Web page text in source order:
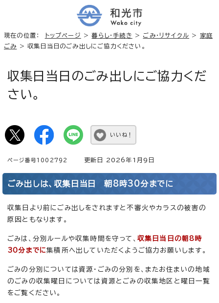
現在の位置： トップページ >暮らし・手続き > ごみ・リサイクル >
家庭
ごみ > 収集日当日のごみ出しにご協力ください。
収集日当日のごみ出しにご協力くだ
さい。
いいね！
ページ番号1002792 更新日 2026年1月9日
ごみ出しは、収集日当日 朝8時30分までに
収集日より前にごみ出しをされますと不審火やカラスの被害の
原因ともなります。
ごみは、分別ルールや収集時間を守って、 収集日当日の朝8時
30分までに集積所へ出していただくようご協力お願いします。
ごみの分別については資源・ごみの分別を、またお住まいの地域
のごみの収集曜日については資源とごみの収集地区と曜日一覧
をご覧ください。